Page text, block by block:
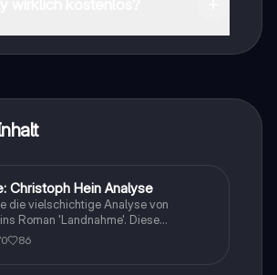
Christoph Hein Analyse
die vielschichtige Analyse von
Roman 'Landnahme'. Diese
behandelt zentrale Themen wie
Autor, den historischen Kontext, die
86